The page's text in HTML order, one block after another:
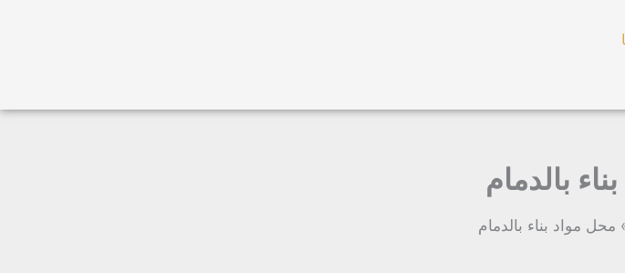
بالدمام
محل مواد بناء بالدمام